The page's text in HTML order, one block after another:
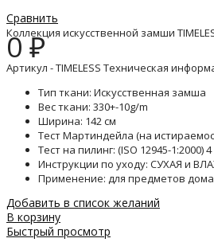
Сравнить
Коллекция искусственной замши
0₽
Артикул - TIMELESS Техническая
Тип ткани: Искусственная замша
Вес ткани: 330+-10g/m
Ширина: 142 см
Тест Мартиндейла (на
Тест на пилинг: (ISO 12945-1:2000) 4
Инструкции по уходу: СУХАЯ и
Применение: для предметов
Добавить в список желаний
В корзину
Быстрый просмотр